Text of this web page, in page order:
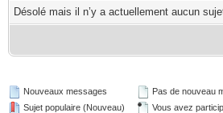
Désolé mais il n’y a actuellement aucun
Nouveaux messages
Sujet populaire (Nouveau)
Pas de nouveau
Vous avez